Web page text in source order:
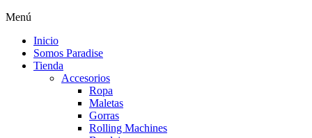
Menú
Inicio
Somos Paradise
Tienda
Accesorios
Ropa
Maletas
Gorras
Rolling Machines